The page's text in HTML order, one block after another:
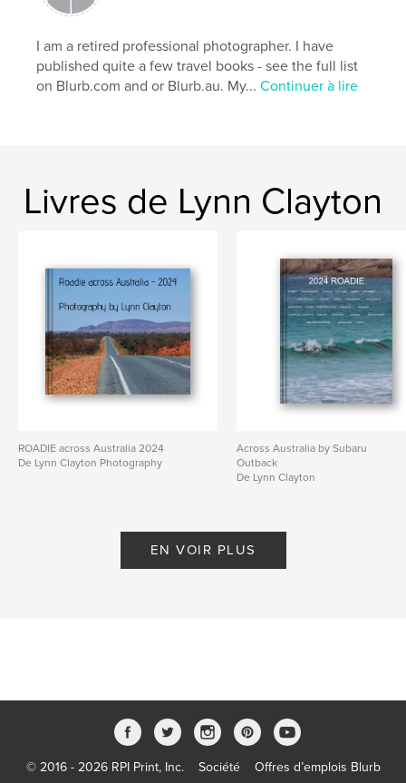
humpback
I am a retired professional photographer. I have
published quite a few travel books - see the full list
on Blurb.com and or Blurb.au. My...Continuer à lire
Livres de Lynn Clayton
ROADIE across Australia 2024
De Lynn Clayton Photography
Across Australia by Subaru
Outback
De Lynn Clayton
EN VOIR PLUS
© 2016 - 2026 RPI Print, Inc. Société Offres d’emplois Blurb